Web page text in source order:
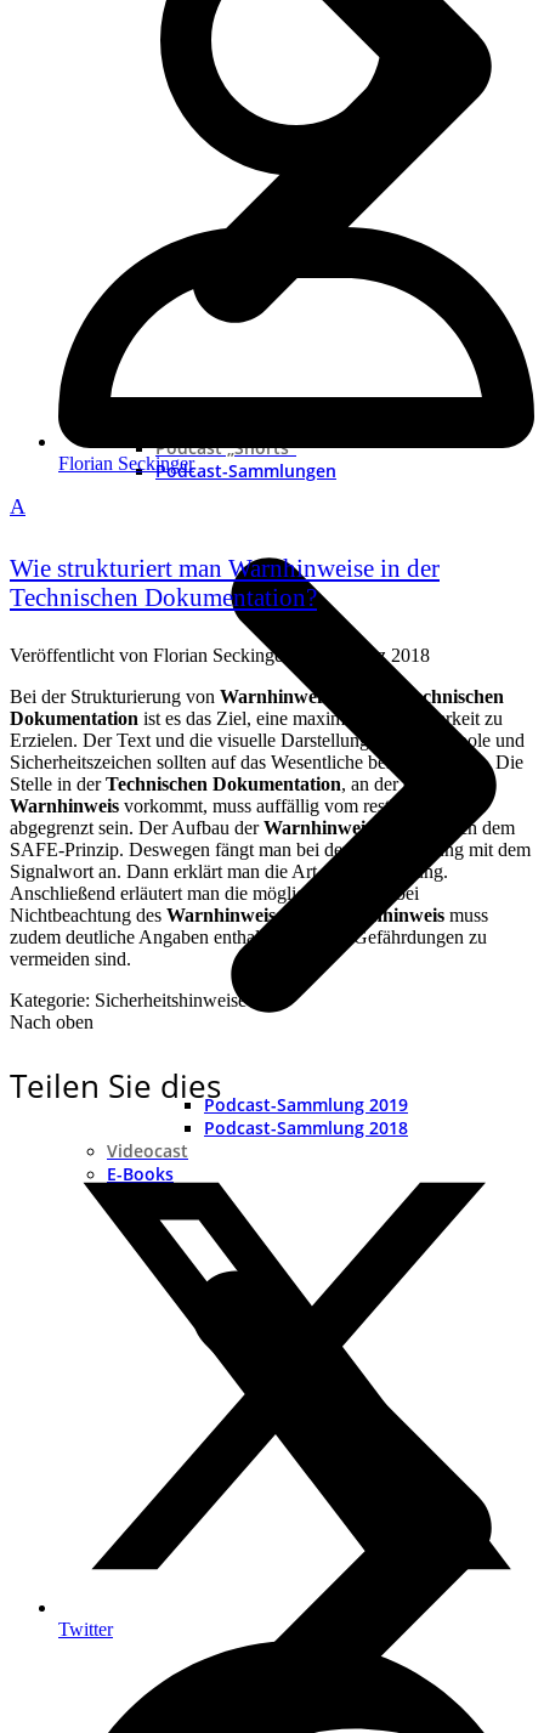
Podcast „Shorts“
Podcast-Sammlungen
Podcast-Sammlung 2019
Podcast-Sammlung 2018
Videocast
E-Books
Florian Seckinger
A
Wie strukturiert man Warnhinweise in der
Technischen Dokumentation?
Veröffentlicht von Florian Seckinger
21. März 2018
Bei der Strukturierung von Warnhinweisen
Technischen
Dokumentation ist es das Ziel, eine maximale Erkennbarkeit zu
Erzielen. Der Text und die visuelle Darstellung durch Symbole und
Sicherheitszeichen sollten auf das Wesentliche beschränkt sein. Die
Stelle in derTechnischen Dokumentation, an der ein
Warnhinweis vorkommt, muss auffällig vom restlichen Inhalt
abgegrenzt sein. Der Aufbau derWarnhinweise
erfolgt nach dem
SAFE-Prinzip. Deswegen fängt man bei der Strukturierung mit dem
Signalwort an. Dann erklärt man die Art der Gefährdung.
Anschließend erläutert man die möglichen Folgen bei
Nichtbeachtung des Warnhinweises Warnhinweis muss
zudem deutliche Angaben enthalten, wie die Gefährdungen zu
vermeiden sind.
Kategorie: Sicherheitshinweise
Nach oben
Teilen Sie dies
Twitter